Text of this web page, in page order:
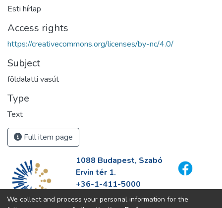
Esti hírlap
Access rights
https://creativecommons.org/licenses/by-nc/4.0/
Subject
földalatti vasút
Type
Text
Full item page
1088 Budapest, Szabó
Ervin tér 1.
+36-1-411-5000
info@fszek.hu
We collect and process your personal information for the